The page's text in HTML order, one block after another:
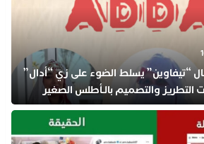
فستيفال “تيفاوين” يسلط الضوء على زي “أدال”
التطريز والتصميم بالـأطلس الصغير